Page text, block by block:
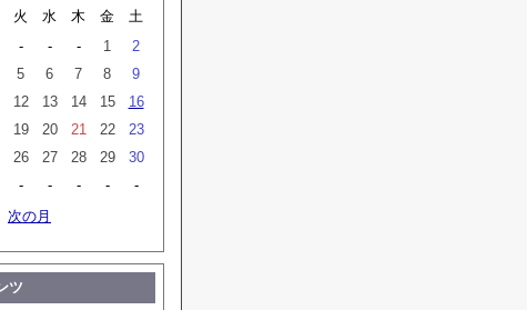
火 水 木 金
土
- - - 1
2
5 6 7 8
9
12 13 14 15
16
19 20 21 22
23
26 27 28 29
30
- - - -
-
次の月
ツ